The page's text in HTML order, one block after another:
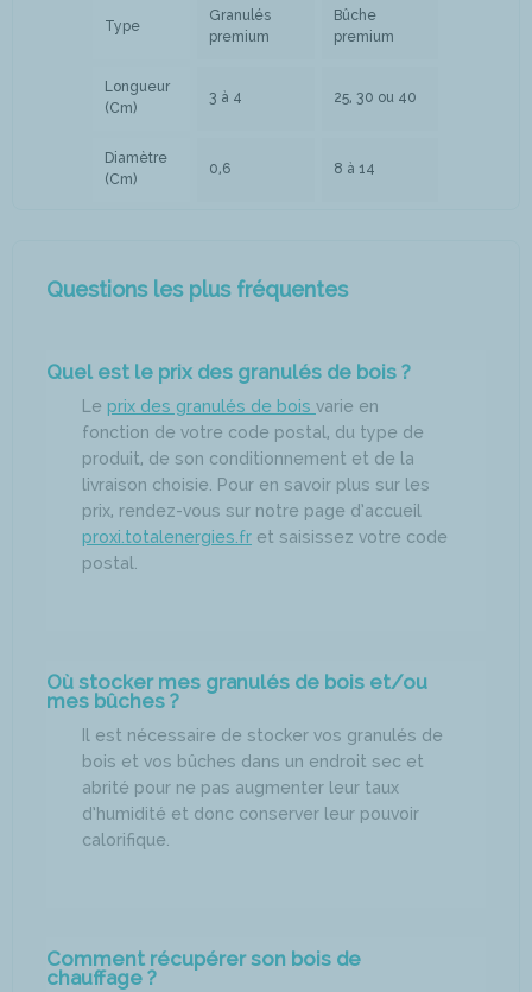
Type
Granulés
premium
Bûche
premium
Longueur
(Cm)
3 à 4 25, 30 ou 40
Diamètre
(Cm)
0,6 8 à 14
Questions les plus fréquentes
Quel est le prix des granulés de bois ?
Le prix des granulés de bois varie en
fonction de votre code postal, du type de
produit, de son conditionnement et de la
livraison choisie. Pour en savoir plus sur les
prix, rendez-vous sur notre page d’accueil
proxi.totalenergies.fr et saisissez votre code
postal.
Où stocker mes granulés de bois et/ou
mes bûches ?
Il est nécessaire de stocker vos granulés de
bois et vos bûches dans un endroit sec et
abrité pour ne pas augmenter leur taux
d’humidité et donc conserver leur pouvoir
calorifique.
Comment récupérer son bois de
chauffage ?